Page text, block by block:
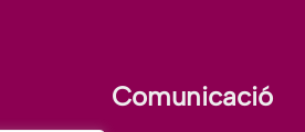
Comunicació